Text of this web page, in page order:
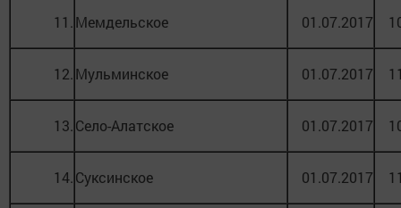
11.Мемдельское 01.07.2017
12.Мульминское 01.07.2017
13.Село-Алатское 01.07.2017
14.Суксинское 01.07.2017